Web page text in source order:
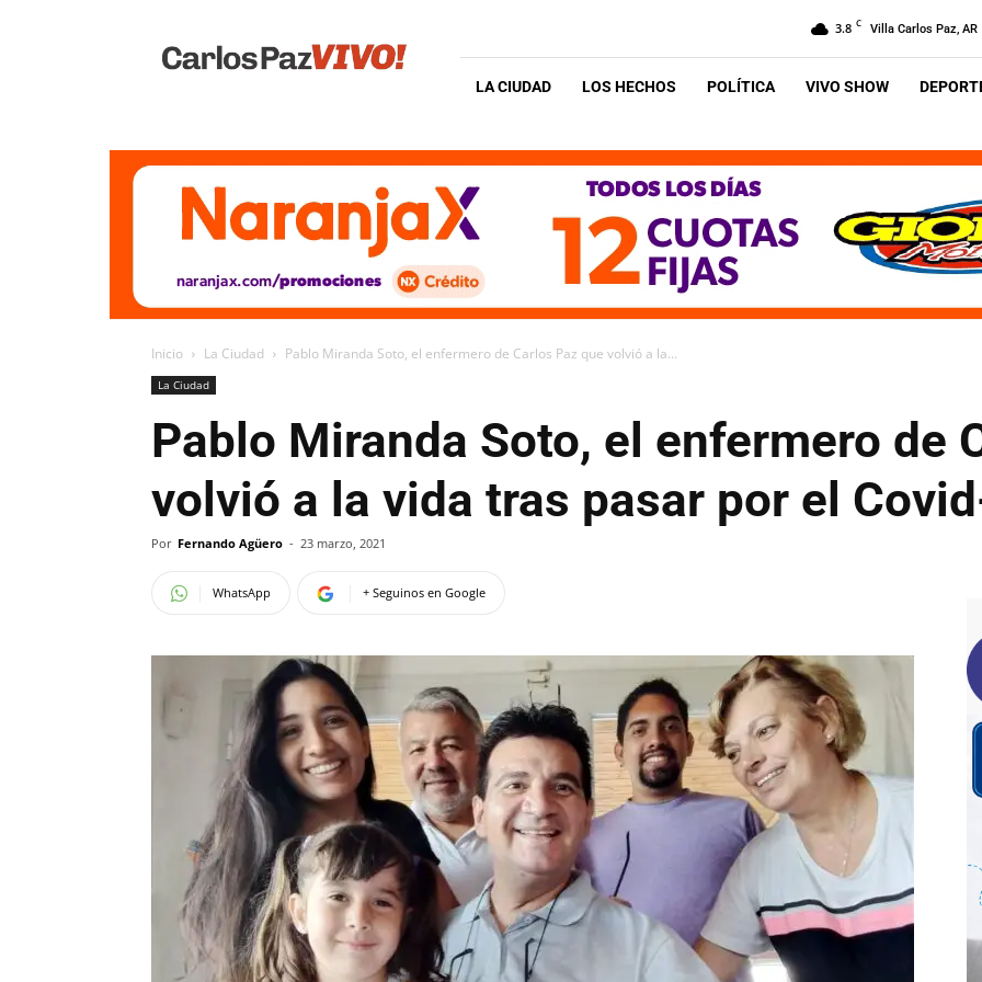
Vivo
3.8 C Villa Carlos Paz, AR
LA CIUDAD LOS HECHOS POLÍTICA VIVO SHOW
Inicio La Ciudad Pablo Miranda Soto, el enfermero de Carlos Paz que volvió a la...
La Ciudad
Pablo Miranda Soto, el enfermero de
volvió a la vida tras pasar por el
Por Fernando Agüero - 23 marzo, 2021
WhatsApp + Seguinos en Google